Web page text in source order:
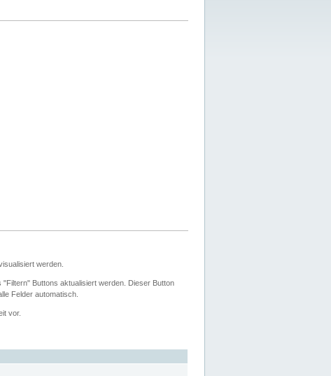
werden.
Buttons aktualisiert werden. Dieser Button
Felder automatisch.
vor.